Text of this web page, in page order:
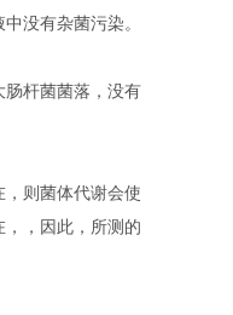
没有杂菌污染。
肠杆菌菌落，没有
则菌体代谢会使
，因此，所测的